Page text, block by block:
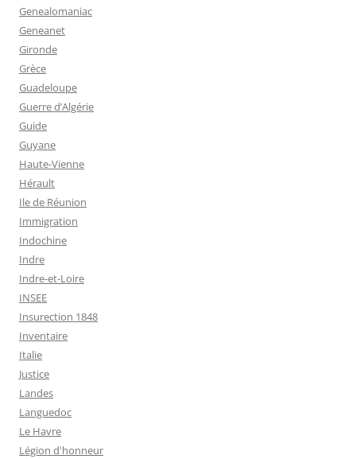
Genealomaniac
Geneanet
Gironde
Grèce
Guadeloupe
Guerre d’Algérie
Guide
Guyane
Haute-Vienne
Hérault
Ile de Réunion
Immigration
Indochine
Indre
Indre-et-Loire
INSEE
Insurection 1848
Inventaire
Italie
Justice
Landes
Languedoc
Le Havre
Légion d'honneur